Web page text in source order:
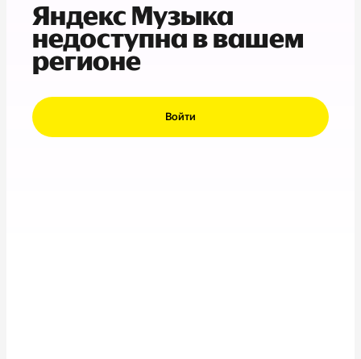
Яндекс Музыка
недоступна в вашем
регионе
Войти